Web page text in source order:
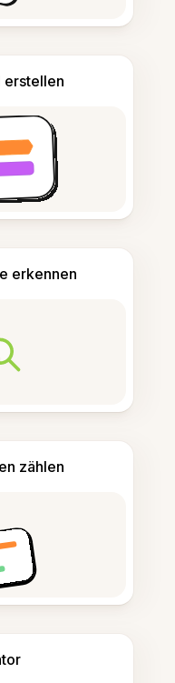
erstellen
erkennen
zählen